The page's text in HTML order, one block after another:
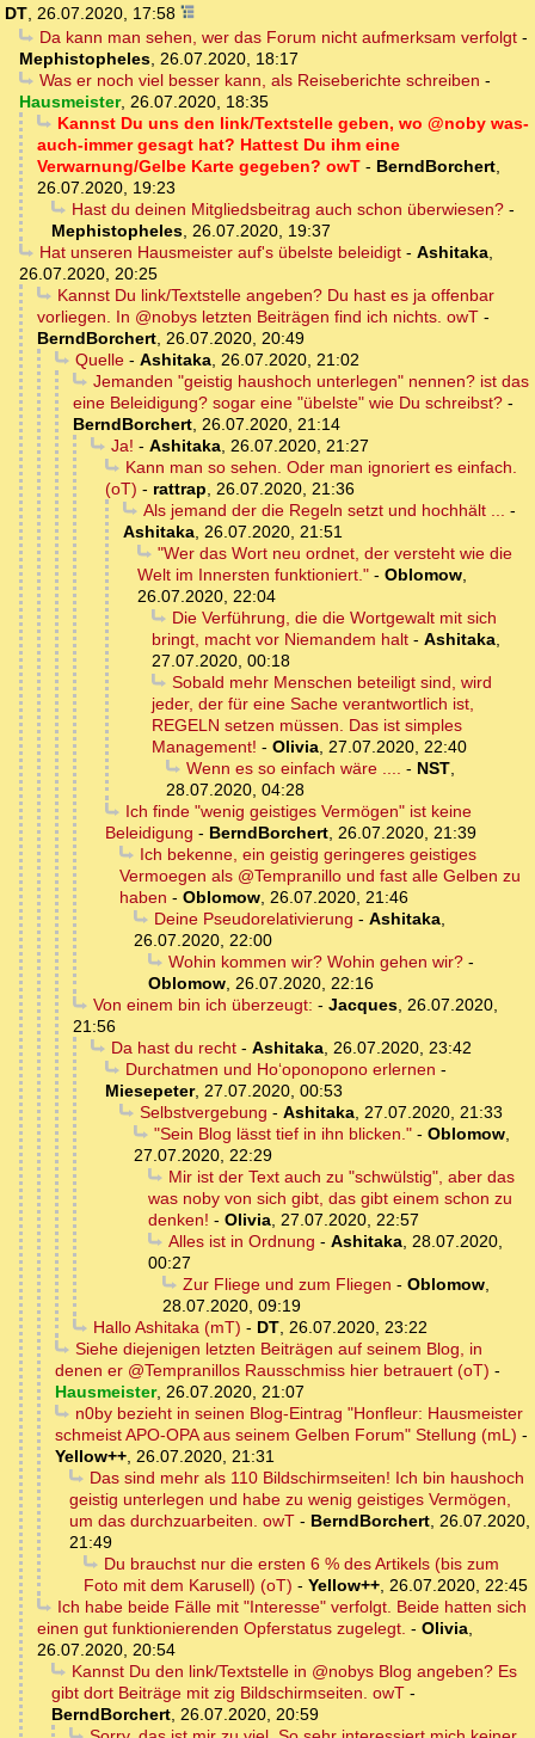
DT, 26.07.2020, 17:58
Da kann man sehen, wer das Forum nicht aufmerksam verfolgt-
Mephistopheles, 26.07.2020, 18:17
Was er noch viel besser kann, als Reiseberichte schreiben -
Hausmeister, 26.07.2020, 18:35
Kannst Du uns den link/Textstelle geben, wo @noby was-
auch-immer gesagt hat? Hattest Du ihm eine
Verwarnung/Gelbe Karte gegeben? owT - BerndBorchert,
26.07.2020, 19:23
Hast du deinen Mitgliedsbeitrag auch schon überwiesen?-
Mephistopheles, 26.07.2020, 19:37
Hat unseren Hausmeister auf's übelste beleidigt- Ashitaka,
26.07.2020, 20:25
Kannst Du link/Textstelle angeben? Du hast es ja offenbar
vorliegen. In @nobys letzten Beiträgen find ich nichts. owT -
BerndBorchert, 26.07.2020, 20:49
Quelle- Ashitaka, 26.07.2020, 21:02
Jemanden "geistig haushoch unterlegen" nennen? ist das
eine Beleidigung? sogar eine "übelste" wie Du schreibst? -
BerndBorchert, 26.07.2020, 21:14
Ja! - Ashitaka, 26.07.2020, 21:27
Kann man so sehen. Oder man ignoriert es einfach.
(oT) - rattrap, 26.07.2020, 21:36
Als jemand der die Regeln setzt und hochhält ... -
Ashitaka, 26.07.2020, 21:51
"Wer das Wort neu ordnet, der versteht wie die
Welt im Innersten funktioniert." - Oblomow,
26.07.2020, 22:04
Die Verführung, die die Wortgewalt mit sich
bringt, macht vor Niemandem halt - Ashitaka,
27.07.2020, 00:18
Sobald mehr Menschen beteiligt sind, wird
jeder, der für eine Sache verantwortlich ist,
REGELN setzen müssen. Das ist simples
Management! - Olivia, 27.07.2020, 22:40
Wenn es so einfach wäre .... - NST,
28.07.2020, 04:28
Ich finde "wenig geistiges Vermögen" ist keine
Beleidigung - BerndBorchert, 26.07.2020, 21:39
Ich bekenne, ein geistig geringeres geistiges
Vermoegen als @Tempranillo und fast alle Gelben zu
haben - Oblomow, 26.07.2020, 21:46
Deine Pseudorelativierung - Ashitaka,
26.07.2020, 22:00
Wohin kommen wir? Wohin gehen wir?-
Oblomow, 26.07.2020, 22:16
Von einem bin ich überzeugt: - Jacques, 26.07.2020,
21:56
Da hast du recht- Ashitaka, 26.07.2020, 23:42
Durchatmen und Hoʻoponopono erlernen -
Miesepeter, 27.07.2020, 00:53
Selbstvergebung - Ashitaka, 27.07.2020, 21:33
"Sein Blog lässt tief in ihn blicken."- Oblomow,
27.07.2020, 22:29
Mir ist der Text auch zu "schwülstig", aber das
was noby von sich gibt, das gibt einem schon zu
denken! - Olivia, 27.07.2020, 22:57
Alles ist in Ordnung - Ashitaka, 28.07.2020,
00:27
Zur Fliege und zum Fliegen - Oblomow,
28.07.2020, 09:19
Hallo Ashitaka (mT) - DT, 26.07.2020, 23:22
Siehe diejenigen letzten Beiträgen auf seinem Blog, in
denen er @Tempranillos Rausschmiss hier betrauert (oT) -
Hausmeister, 26.07.2020, 21:07
n0by bezieht in seinen Blog-Eintrag "Honfleur: Hausmeister
schmeist APO-OPA aus seinem Gelben Forum" Stellung (mL) -
Yellow++, 26.07.2020, 21:31
Das sind mehr als 110 Bildschirmseiten! Ich bin haushoch
geistig unterlegen und habe zu wenig geistiges Vermögen,
um das durchzuarbeiten. owT - BerndBorchert, 26.07.2020,
21:49
Du brauchst nur die ersten 6 % des Artikels (bis zum
Foto mit dem Karusell) (oT) - Yellow++, 26.07.2020, 22:45
Ich habe beide Fälle mit "Interesse" verfolgt. Beide hatten sich
einen gut funktionierenden Opferstatus zugelegt. - Olivia,
26.07.2020, 20:54
Kannst Du den link/Textstelle in @nobys Blog angeben? Es
gibt dort Beiträge mit zig Bildschirmseiten. owT -
BerndBorchert, 26.07.2020, 20:59